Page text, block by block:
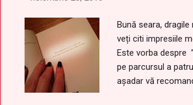
Bună seara,
veți citi impresiile
Este vorba despre
pe parcursul a
așadar vă